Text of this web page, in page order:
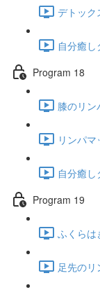
デトック
自分癒
Program 18
膝のリ
リンパ
自分癒
Program 19
ふくらは
足先の